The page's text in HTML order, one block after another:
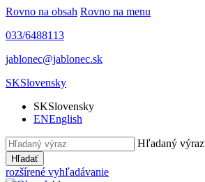
Rovno na obsah Rovno na menu
033/6488113
jablonec@jablonec.sk
SKSlovensky
SKSlovensky
ENEnglish
Hľadaný výraz
Hľadať
rozšírené vyhľadávanie